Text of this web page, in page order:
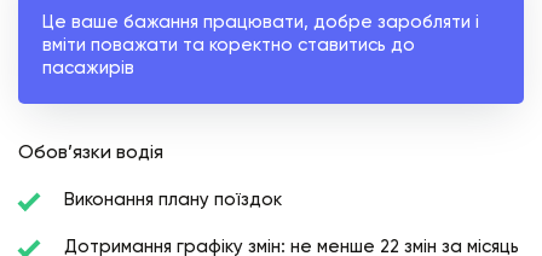
Це ваше бажання працювати, добре заробляти і
вміти поважати та коректно ставитись до
пасажирів
Обов’язки водія
Виконання плану поїздок
Дотримання графіку змін: не менше 22 змін за місяць